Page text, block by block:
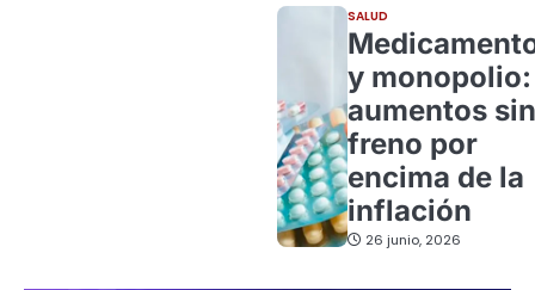
SALUD
y monopolio:
aumentos sin
freno por
encima de la
inflación
26 junio, 2026